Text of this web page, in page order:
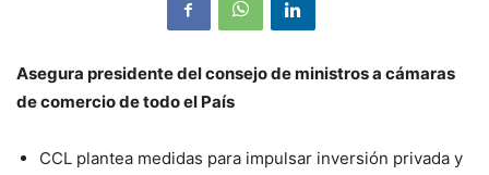
Asegura presidente del consejo de ministros a cámaras
de comercio de todo el País
CCL plantea medidas para impulsar inversión privada y